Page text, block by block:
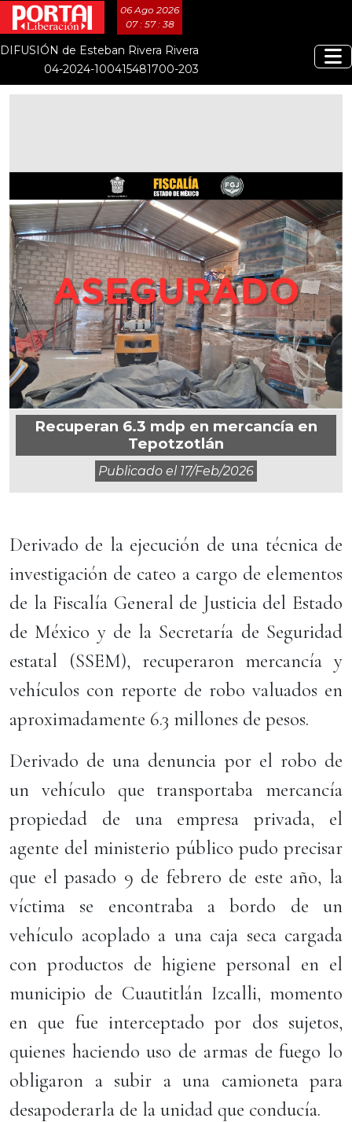
06 Ago 2026
07 : 57 : 39
DIFUSIÓN de Esteban Rivera Rivera
04-2024-100415481700-203
Recuperan 6.3 mdp en mercancía en
Tepotzotlán
Publicado el 17/feb/2026
Derivado de la ejecución de una técnica de
investigación de cateo a cargo de elementos
de la Fiscalía General de Justicia del Estado
de México y de la Secretaría de Seguridad
estatal (SSEM), recuperaron mercancía y
vehículos con reporte de robo valuados en
aproximadamente 6.3 millones de pesos.
Derivado de una denuncia por el robo de
un vehículo que transportaba mercancía
propiedad de una empresa privada, el
agente del ministerio público pudo precisar
que el pasado 9 de febrero de este año, la
víctima se encontraba a bordo de un
vehículo acoplado a una caja seca cargada
con productos de higiene personal en el
municipio de Cuautitlán Izcalli, momento
en que fue interceptado por dos sujetos,
quienes haciendo uso de armas de fuego lo
obligaron a subir a una camioneta para
desapoderarla de la unidad que conducía.